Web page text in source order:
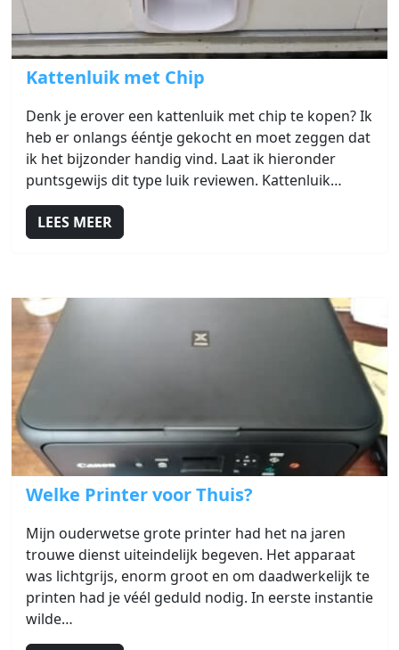
Link naar Kattenluik met Chip
Kattenluik met Chip
Denk je erover een kattenluik met chip te kopen? Ik
heb er onlangs ééntje gekocht en moet zeggen dat
ik het bijzonder handig vind. Laat ik hieronder
puntsgewijs dit type luik reviewen. Kattenluik…
LEES MEER
Link naar Welke Printer voor Thuis?
Welke Printer voor Thuis?
Mijn ouderwetse grote printer had het na jaren
trouwe dienst uiteindelijk begeven. Het apparaat
was lichtgrijs, enorm groot en om daadwerkelijk te
printen had je véél geduld nodig. In eerste instantie
wilde…